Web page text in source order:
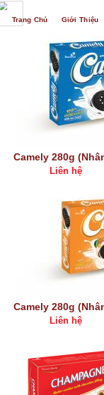
Trang Chủ Giới Thiệu
Liên hệ
Liên hệ